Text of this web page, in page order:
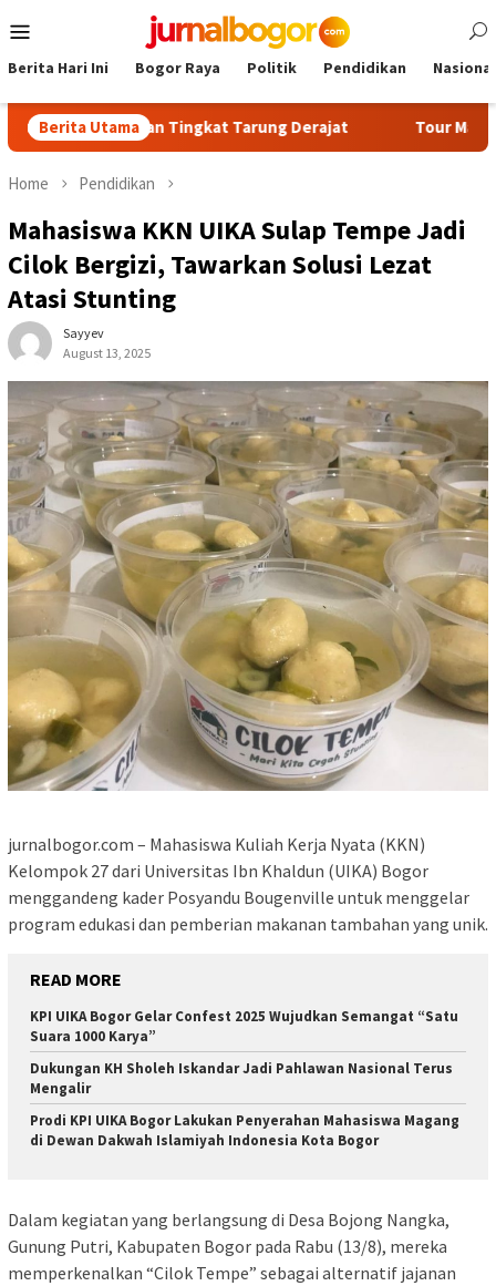
to
Menu
Berita Hari Ini Bogor Raya Politik Pendidikan Nasional
Berita Utama
Kenaikan Tingkat Tarung Derajat Tour Malasari Jadi
Home Pendidikan
Mahasiswa KKN UIKA Sulap Tempe Jadi
Cilok Bergizi, Tawarkan Solusi Lezat
Atasi Stunting
Sayyev
August 13, 2025
jurnalbogor.com – Mahasiswa Kuliah Kerja Nyata (KKN)
Kelompok 27 dari Universitas Ibn Khaldun (UIKA) Bogor
menggandeng kader Posyandu Bougenville untuk menggelar
program edukasi dan pemberian makanan tambahan yang unik.
READ MORE
KPI UIKA Bogor Gelar Confest 2025 Wujudkan Semangat “Satu
Suara 1000 Karya”
Dukungan KH Sholeh Iskandar Jadi Pahlawan Nasional Terus
Mengalir
Prodi KPI UIKA Bogor Lakukan Penyerahan Mahasiswa Magang
di Dewan Dakwah Islamiyah Indonesia Kota Bogor
Dalam kegiatan yang berlangsung di Desa Bojong Nangka,
Gunung Putri, Kabupaten Bogor pada Rabu (13/8), mereka
memperkenalkan “Cilok Tempe” sebagai alternatif jajanan